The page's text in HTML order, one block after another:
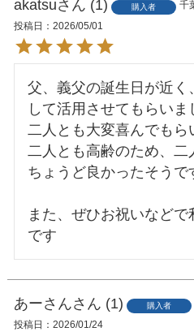
akatsu 1 購入者 千
投稿日
2026/05/01
父、義父の誕生日が近く
して活用させてもらいま
二人とも大変喜んでもら
二人とも高齢のため、二
ちょうど良かったそうで
また、ぜひお祝いなど
です
あーさん 1 購入者
投稿日
2026/01/24